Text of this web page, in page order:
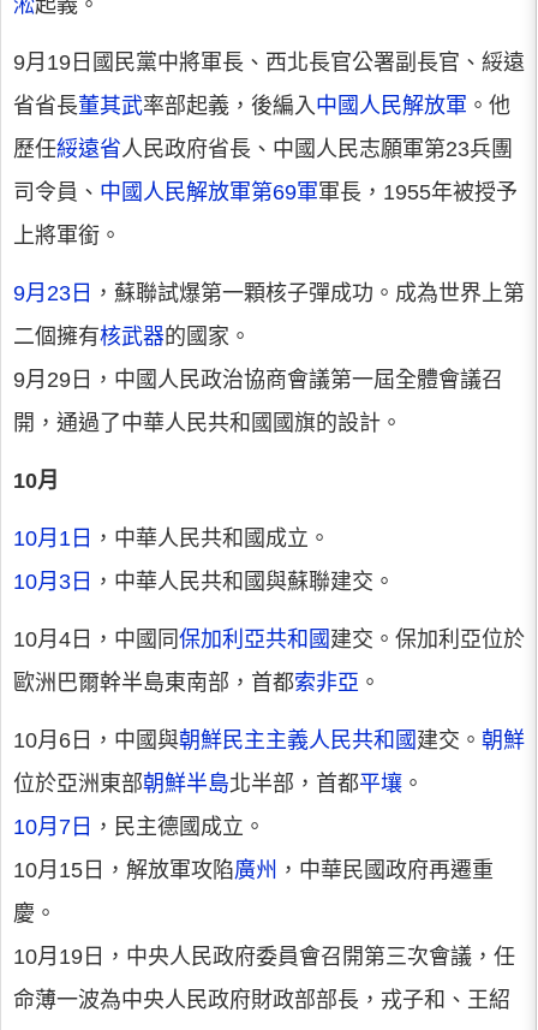
淞起義。
9月19日國民黨中將軍長、西北長官公署副長官、綏遠
省省長董其武率部起義，後編入中國人民解放軍 。他
歷任綏遠省人民政府省長、中國人民志願軍第23兵團
司令員、 中國人民解放軍第69軍軍長，1955年被授予
上將軍銜。
9月23日 ，蘇聯試爆第一顆核子彈成功。成為世界上第
二個擁有核武器的國家。
9月29日，中國人民政治協商會議第一屆全體會議召
開，通過了中華人民共和國國旗的設計。
10月
10月1日 ，中華人民共和國成立。
10月3日 ，中華人民共和國與蘇聯建交。
10月4日，中國同 保加利亞共和國 建交。保加利亞位於
歐洲巴爾幹半島東南部，首都索非亞 。
10月6日，中國與朝鮮民主主義人民共和國 建交。 朝鮮
位於亞洲東部朝鮮半島北半部，首都平壤 。
10月7日 ，民主德國成立。
10月15日，解放軍攻陷廣州 ，中華民國政府再遷重
慶。
10月19日，中央人民政府委員會召開第三次會議，任
命薄一波為中央人民政府財政部部長，戎子和、王紹